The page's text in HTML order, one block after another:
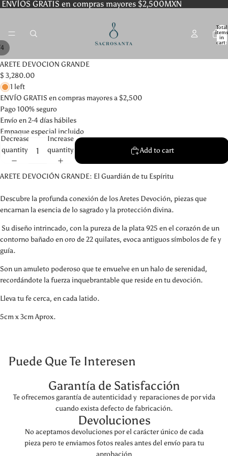
ENVÍOS GRATIS en compras mayores $2,500MXN
Total
items
in
cart:
4
ARETE DEVOCION GRANDE
$ 3,280.00
1 left
ENVÍO GRATIS en compras mayores a $2,500
Pago 100% seguro
Envío en 2-4 días hábiles
Empaque especial incluido
Decrease
quantity
Increase
quantity
Add to cart
ARETE DEVOCIÓN GRANDE: El Guardián de tu Espíritu
Descubre la profunda conexión de los Aretes Devoción, piezas que
encarnan la esencia de lo sagrado y la protección divina.
Su diseño intrincado, con la pureza de la plata 925 en el corazón de un
contorno bañado en oro de 22 quilates, evoca antiguos símbolos de fe y
guía.
Son un amuleto poderoso que te envuelve en un halo de serenidad,
recordándote la fuerza inquebrantable que reside en tu devoción.
Lleva tu fe cerca, en cada latido.
5cm x 3cm Aprox.
Puede Que Te Interesen
Garantía de Satisfacción
Te ofrecemos garantía de autenticidad y reparaciones de por vida
cuando exista defecto de fabricación.
Devoluciones
No aceptamos devoluciones por el carácter único de cada
pieza pero te enviamos fotos reales antes del envío para tu
aprobación